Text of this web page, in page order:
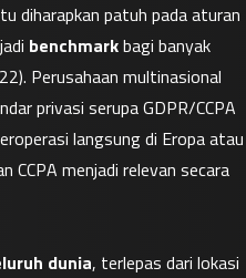
diharapkan patuh pada aturan
benchmark bagi banyak
Perusahaan multinasional
privasi serupa GDPR/CCPA
langsung di Eropa atau
CCPA menjadi relevan secara
dunia, terlepas dari lokasi